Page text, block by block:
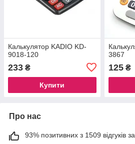
Калькулятор KADIO KD-
9018-120
233 ₴
Купити
3867
125₴
Про нас
93% позитивних з 1509 відгуків за